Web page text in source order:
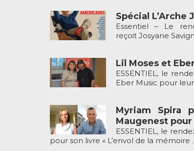
Spécial
Essentiel – Le
reçoit Josyane
Lil Moses et
ESSENTIEL, le
Eber Music pour
Myriam Spira
Maugenest pour
ESSENTIEL, le
pour son livre « L’envol de la mémoire